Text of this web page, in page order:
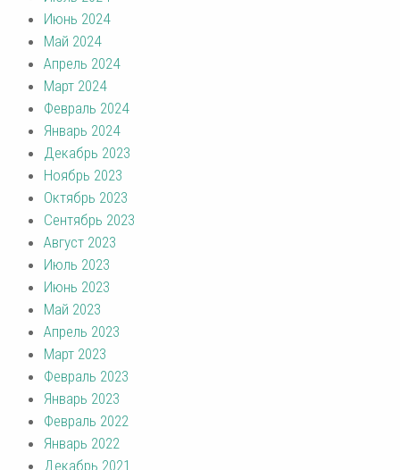
Июнь 2024
Май 2024
Апрель 2024
Март 2024
Февраль 2024
Январь 2024
Декабрь 2023
Ноябрь 2023
Октябрь 2023
Сентябрь 2023
Август 2023
Июль 2023
Июнь 2023
Май 2023
Апрель 2023
Март 2023
Февраль 2023
Январь 2023
Февраль 2022
Январь 2022
Декабрь 2021